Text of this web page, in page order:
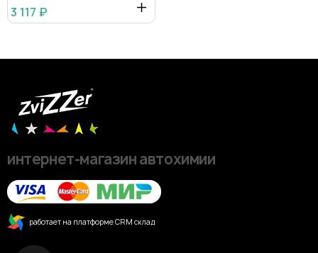
3 117 ₽
интернет-магазин автохимии
работает на платформе CRM склад